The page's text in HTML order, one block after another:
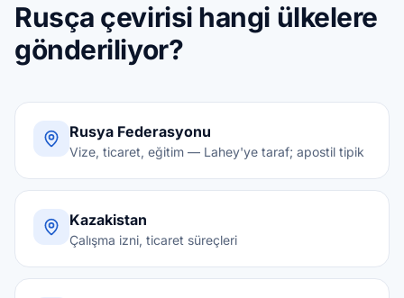
Rusça çevirisi hangi ülkelere
gönderiliyor?
Rusya Federasyonu
Vize, ticaret, eğitim — Lahey'ye taraf; apostil tipik
Kazakistan
Çalışma izni, ticaret süreçleri